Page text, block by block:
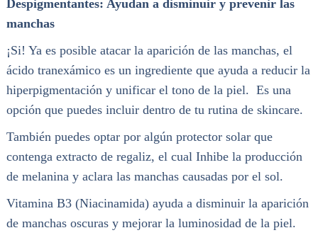
Despigmentantes: Ayudan a disminuir y prevenir las
manchas
¡Si! Ya es posible atacar la aparición de las manchas, el
ácido tranexámico es un ingrediente que ayuda a reducir la
hiperpigmentación y unificar el tono de la piel. Es una
opción que puedes incluir dentro de tu rutina de skincare.
También puedes optar por algún protector solar que
contenga extracto de regaliz, el cual Inhibe la producción
de melanina y aclara las manchas causadas por el sol.
Vitamina B3 (Niacinamida) ayuda a disminuir la aparición
de manchas oscuras y mejorar la luminosidad de la piel.